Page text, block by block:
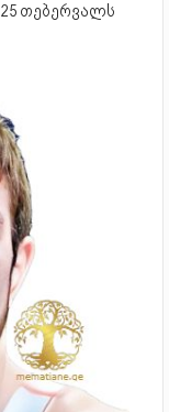
25 თებერვალს